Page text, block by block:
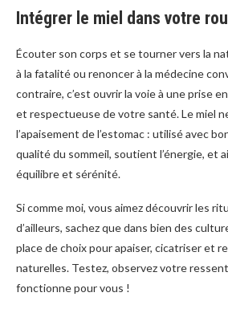
Intégrer le miel dans votre
Écouter son corps et se tourner vers la
à la fatalité ou renoncer à la médecine
contraire, c’est ouvrir la voie à une prise
et respectueuse de votre santé. Le miel
l’apaisement de l’estomac : utilisé avec
qualité du sommeil, soutient l’énergie, et
équilibre et sérénité.
Si comme moi, vous aimez découvrir les
d’ailleurs, sachez que dans bien des
place de choix pour apaiser, cicatriser et
naturelles. Testez, observez votre
fonctionne pour vous !